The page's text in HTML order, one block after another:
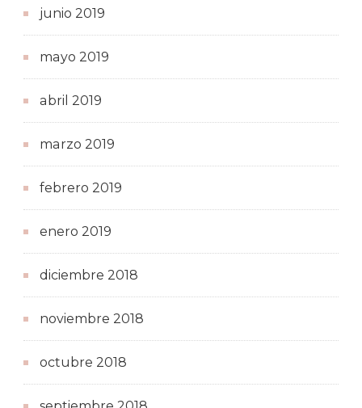
junio 2019
mayo 2019
abril 2019
marzo 2019
febrero 2019
enero 2019
diciembre 2018
noviembre 2018
octubre 2018